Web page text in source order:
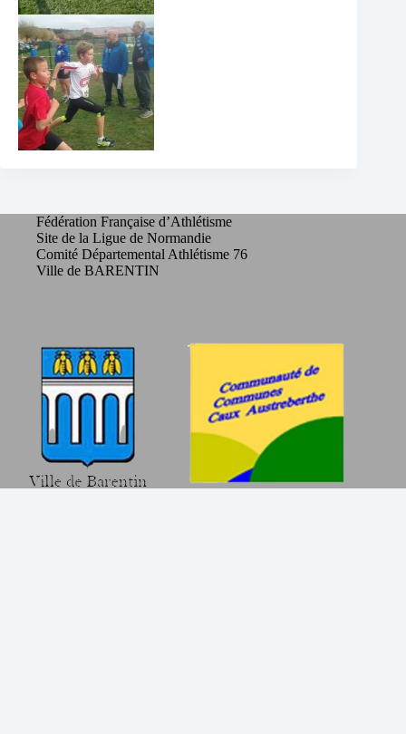
Fédération Française d’Athlétisme
Site de la Ligue de Normandie
Comité Départemental Athlétisme 76
Ville de BARENTIN